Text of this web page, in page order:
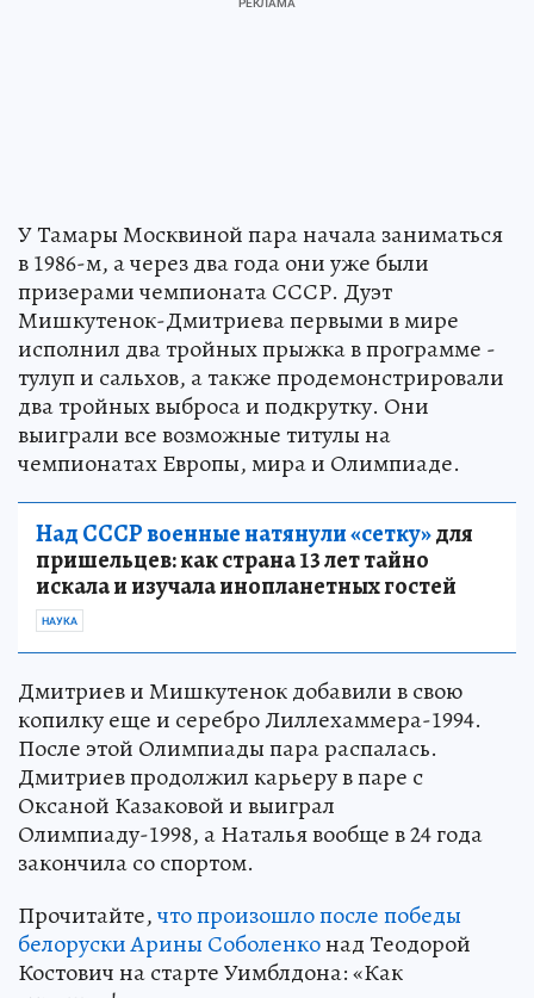
У Тамары Москвиной пара начала заниматься
в 1986-м, а через два года они уже были
призерами чемпионата СССР. Дуэт
Мишкутенок-Дмитриева первыми в мире
исполнил два тройных прыжка в программе -
тулуп и сальхов, а также продемонстрировали
два тройных выброса и подкрутку. Они
выиграли все возможные титулы на
чемпионатах Европы, мира и Олимпиаде.
Над СССР военные натянули «сетку»для
пришельцев: как страна 13 лет тайно
искала и изучала инопланетных гостей
НАУКА
Дмитриев и Мишкутенок добавили в свою
копилку еще и серебро Лиллехаммера-1994.
После этой Олимпиады пара распалась.
Дмитриев продолжил карьеру в паре с
Оксаной Казаковой и выиграл
Олимпиаду-1998, а Наталья вообще в 24 года
закончила со спортом.
Прочитайте,что произошло после победы
белоруски Арины Соболенконад Теодорой
Костович на старте Уимблдона: «Как